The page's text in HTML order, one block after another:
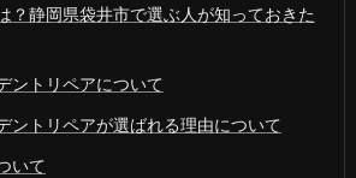
？静岡県袋井市で選ぶ人が知っておきた
ントリペアについて
ントリペアが選ばれる理由について
いて